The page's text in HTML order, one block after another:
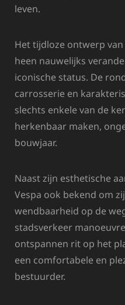
leven.
Het tijdloze ontwerp
heen nauwelijks
iconische status. De
carrosserie en
slechts enkele van de
herkenbaar maken,
bouwjaar.
Naast zijn esthetische
Vespa ook bekend om
wendbaarheid op de
stadsverkeer
ontspannen rit op het
een comfortabele en
bestuurder.